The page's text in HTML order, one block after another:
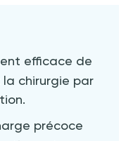
efficace de
chirurgie par
précoce